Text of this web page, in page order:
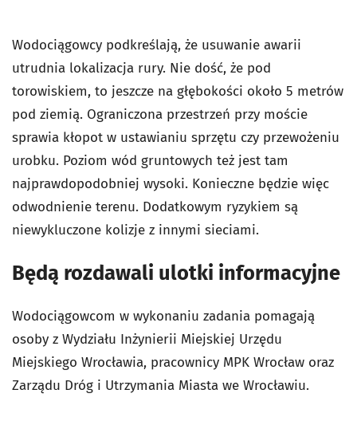
Wodociągowcy podkreślają, że usuwanie awarii
utrudnia lokalizacja rury. Nie dość, że pod
torowiskiem, to jeszcze na głębokości około 5 metrów
pod ziemią. Ograniczona przestrzeń przy moście
sprawia kłopot w ustawianiu sprzętu czy przewożeniu
urobku. Poziom wód gruntowych też jest tam
najprawdopodobniej wysoki. Konieczne będzie więc
odwodnienie terenu. Dodatkowym ryzykiem są
niewykluczone kolizje z innymi sieciami.
Będą rozdawali ulotki informacyjne
Wodociągowcom w wykonaniu zadania pomagają
osoby z Wydziału Inżynierii Miejskiej Urzędu
Miejskiego Wrocławia, pracownicy MPK Wrocław oraz
Zarządu Dróg i Utrzymania Miasta we Wrocławiu.